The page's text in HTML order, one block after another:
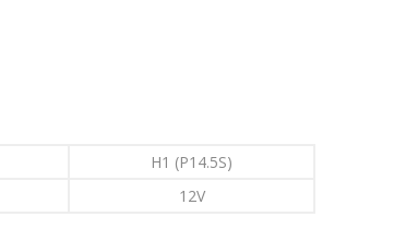
H1 (P14.5S)
12V